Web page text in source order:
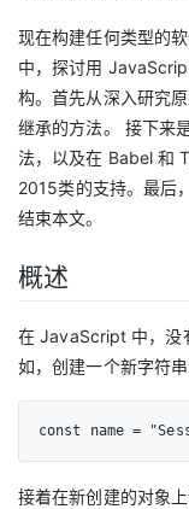
现在构建任何类型的
中，探讨用
构。首先从深入研究
继承的方法。 接下来
法，以及在 Babel 和
2015类的支持。最后
结束本文。
概述
在 JavaScript 中，没
如，创建一个新字符
const name =
接着在新创建的对象